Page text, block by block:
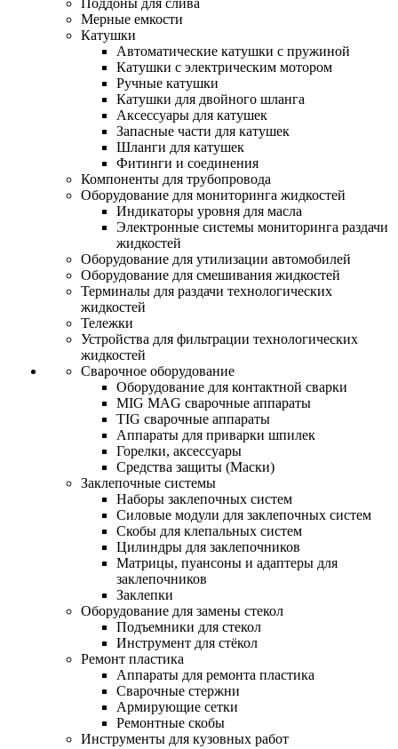
Поддоны для слива
Мерные емкости
Катушки
Автоматические катушки с пружиной
Катушки с электрическим мотором
Ручные катушки
Катушки для двойного шланга
Аксессуары для катушек
Запасные части для катушек
Шланги для катушек
Фитинги и соединения
Компоненты для трубопровода
Оборудование для мониторинга жидкостей
Индикаторы уровня для масла
Электронные системы мониторинга раздачи
жидкостей
Оборудование для утилизации автомобилей
Оборудование для смешивания жидкостей
Терминалы для раздачи технологических
жидкостей
Тележки
Устройства для фильтрации технологических
жидкостей
Сварочное оборудование
Оборудование для контактной сварки
MIG MAG сварочные аппараты
TIG сварочные аппараты
Аппараты для приварки шпилек
Горелки, аксессуары
Средства защиты (Маски)
Заклепочные системы
Наборы заклепочных систем
Силовые модули для заклепочных систем
Скобы для клепальных систем
Цилиндры для заклепочников
Матрицы, пуансоны и адаптеры для
заклепочников
Заклепки
Оборудование для замены стекол
Подъемники для стекол
Инструмент для стёкол
Ремонт пластика
Аппараты для ремонта пластика
Сварочные стержни
Армирующие сетки
Ремонтные скобы
Инструменты для кузовных работ